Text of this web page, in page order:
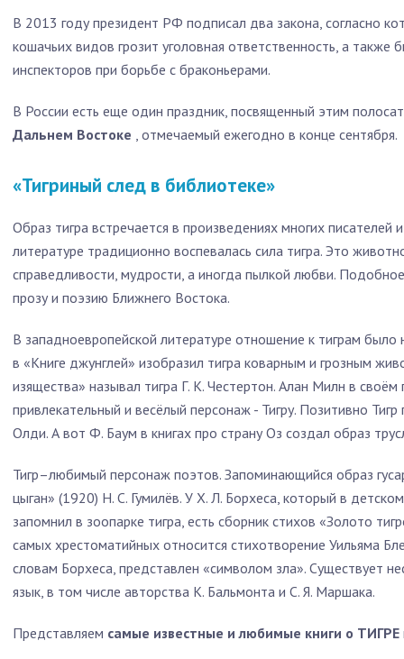
В 2013 году президент РФ подписал два закона, согласно
кошачьих видов грозит уголовная ответственность, а также
инспекторов при борьбе с браконьерами.
В России есть еще один праздник, посвященный этим
Дальнем Востоке , отмечаемый ежегодно в конце сентября.
«Тигриный след в библиотеке»
Образ тигра встречается в произведениях многих писателей
литературе традиционно воспевалась сила тигра. Это
справедливости, мудрости, а иногда пылкой любви.
прозу и поэзию Ближнего Востока.
В западноевропейской литературе отношение к тиграм
в «Книге джунглей» изобразил тигра коварным и грозным
изящества» называл тигра Г. К. Честертон. Алан Милн в
привлекательный и весёлый персонаж - Тигру. Позитивно Тигр
Олди. А вот Ф. Баум в книгах про страну Оз создал образ
Тигр–любимый персонаж поэтов. Запоминающийся образ
цыган» (1920) Н. С. Гумилёв. У Х. Л. Борхеса, который в
запомнил в зоопарке тигра, есть сборник стихов «Золото
самых хрестоматийных относится стихотворение Уильяма
словам Борхеса, представлен «символом зла». Существует
язык, в том числе авторства К. Бальмонта и С. Я. Маршака.
Представляем самые известные и любимые книги о ТИГРЕ